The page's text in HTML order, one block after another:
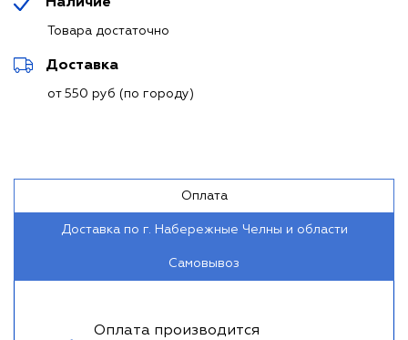
Товара достаточно
Доставка
от 550 руб (по городу)
Оплата
Доставка по г. Набережные Челны и области
Самовывоз
Оплата производится